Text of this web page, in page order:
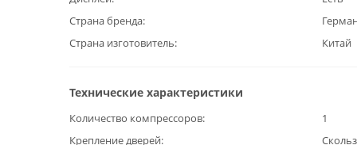
Страна бренда
Страна изготовитель
Китай
Технические характеристики
Количество компрессоров
1
Крепление дверей